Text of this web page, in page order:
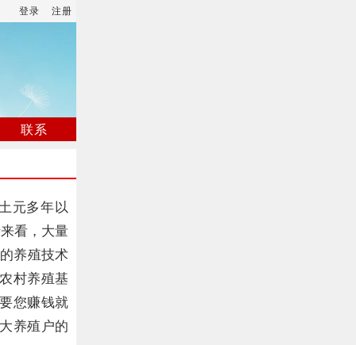
登录 注册
联系
元多年以
看，大量
养殖技术
村养殖基
您赚钱就
养殖户的